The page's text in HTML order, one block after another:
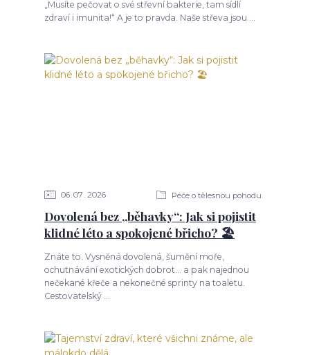
„Musíte pečovat o své střevní bakterie, tam sídlí
zdraví i imunita!“ A je to pravda. Naše střeva jsou ...
06 07 2026 Péče o tělesnou pohodu
Dovolená bez „běhavky“: Jak si pojistit
klidné léto a spokojené břicho? 🏖️
Znáte to. Vysněná dovolená, šumění moře,
ochutnávání exotických dobrot... a pak najednou
nečekané křeče a nekonečné sprinty na toaletu.
Cestovatelský ...